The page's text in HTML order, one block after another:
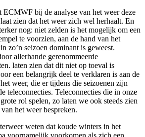
ECMWF bij de analyse van het weer deze
zien dat het weer zich wel herhaalt. En
nog: niet zelden is het mogelijk om een
te voorzien, aan de hand van het
zo’n seizoen dominant is geweest.
allerhande gerenommeerde
laten zien dat dit niet op toeval is
een belangrijk deel te verklaren is aan de
weer, die er tijdens die seizoenen zijn
teleconnecties. Teleconnecties die in onze
rol spelen, zo laten we ook steeds zien
het weer bespreken.
weten dat koude winters in het
voornamelijk voorkomen als zich een